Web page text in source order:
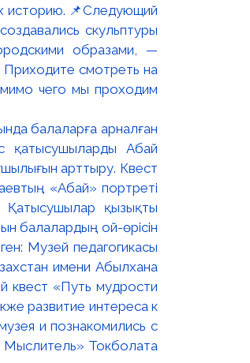
историю. 📌Следующий
скульптуры
образами, —
Приходите смотреть на
чего мы проходим